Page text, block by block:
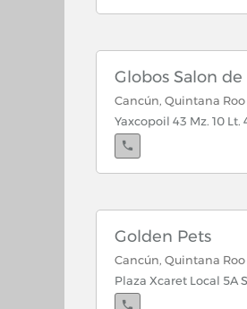
Globos Salon de
Cancún, Quintana Roo
Yaxcopoil 43 Mz. 10
Golden Pets
Cancún, Quintana Roo
Plaza Xcaret Local 5A